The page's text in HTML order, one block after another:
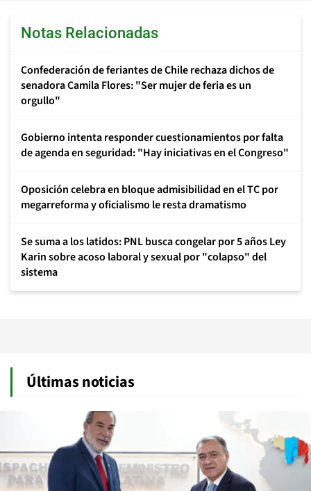
Notas Relacionadas
Confederación de feriantes de Chile rechaza dichos de
senadora Camila Flores: "Ser mujer de feria es un
orgullo"
Gobierno intenta responder cuestionamientos por falta
de agenda en seguridad: "Hay iniciativas en el Congreso"
Oposición celebra en bloque admisibilidad en el TC por
megarreforma y oficialismo le resta dramatismo
Se suma a los latidos: PNL busca congelar por 5 años Ley
Karin sobre acoso laboral y sexual por "colapso" del
sistema
Últimas noticias